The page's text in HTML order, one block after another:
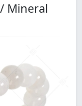
Mineral